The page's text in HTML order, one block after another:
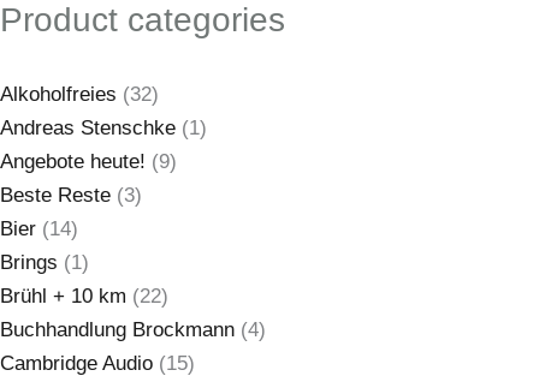
Product categories
Alkoholfreies (32)
Andreas Stenschke (1)
Angebote heute! (9)
Beste Reste (3)
Bier (14)
Brings (1)
Brühl + 10 km (22)
Buchhandlung Brockmann (4)
Cambridge Audio (15)